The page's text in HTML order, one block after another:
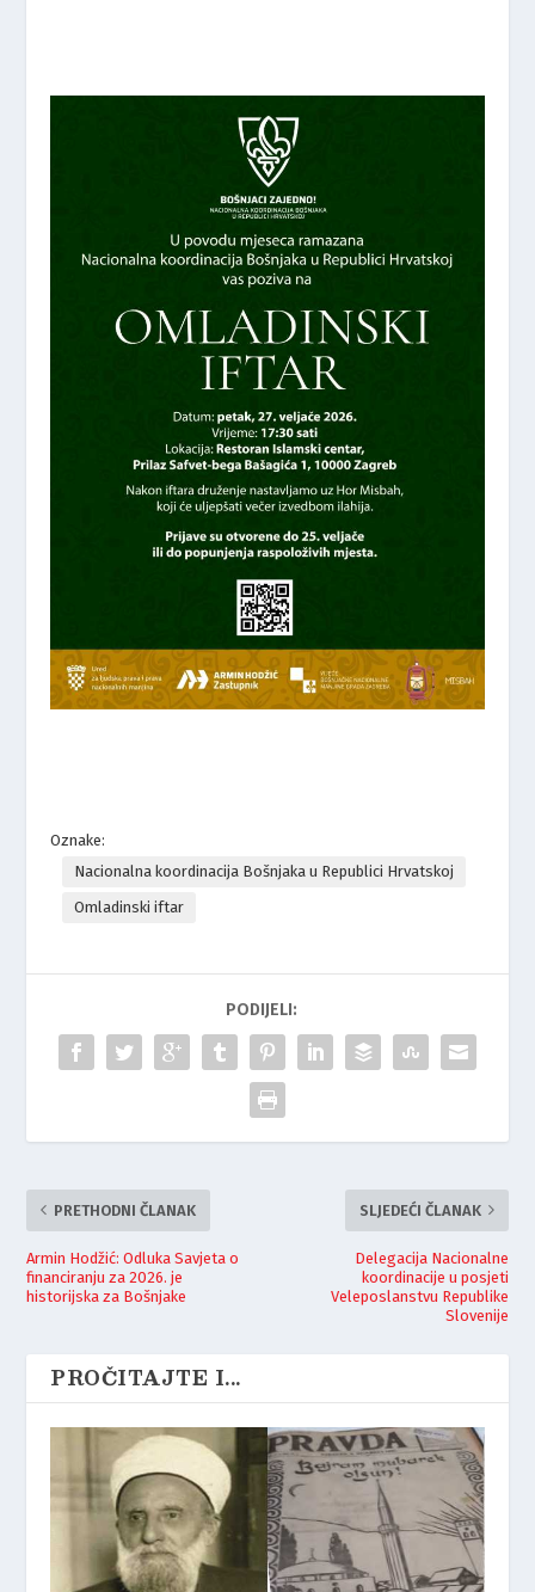
Oznake:
Nacionalna koordinacija Bošnjaka u Republici Hrvatskoj
Omladinski iftar
PODIJELI:
PRETHODNI ČLANAK
Armin Hodžić: Odluka Savjeta o
financiranju za 2026. je
historijska za Bošnjake
SLJEDEĆI ČLANAK
Delegacija Nacionalne
koordinacije u posjeti
Veleposlanstvu Republike
Slovenije
PROČITAJTE I...